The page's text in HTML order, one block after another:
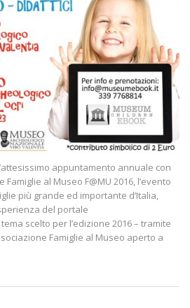
appuntamento annuale con
al Museo F@MU 2016, l’evento
più grande ed importante d’Italia,
del portale
scelto per l’edizione 2016 – tramite
Famiglie al Museo aperto a